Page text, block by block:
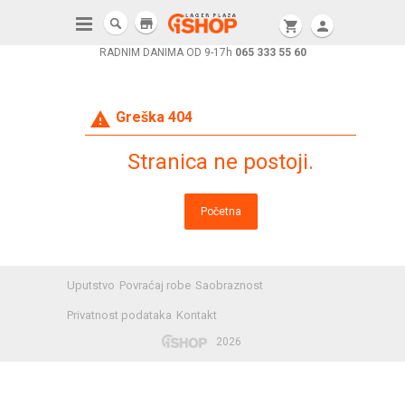
RADNIM DANIMA OD 9-17h 065 333 55 60
shopping_cart person
store
warning Greška 404
Stranica ne postoji.
Početna
Uputstvo Povraćaj robe Saobraznost
Privatnost podataka Kontakt
2026